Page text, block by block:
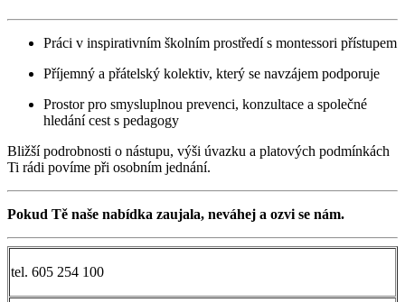
Práci v inspirativním školním prostředí s montessori přístupem
Příjemný a přátelský kolektiv, který se navzájem podporuje
Prostor pro smysluplnou prevenci, konzultace a společné
hledání cest s pedagogy
Bližší podrobnosti o nástupu, výši úvazku a platových podmínkách
Ti rádi povíme při osobním jednání.
Pokud Tě naše nabídka zaujala, neváhej a ozvi se nám.
tel. 605 254 100